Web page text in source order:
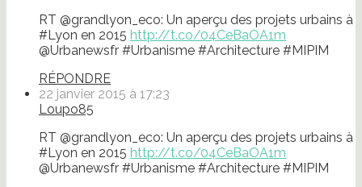
RT @grandlyon_eco: Un aperçu des projets urbains à
#Lyon en 2015 http://t.co/04CeBaOA1m
@Urbanewsfr #Urbanisme #Architecture #MIPIM
RÉPONDRE
22 janvier 2015 à 17:23
Loupo85
RT @grandlyon_eco: Un aperçu des projets urbains à
#Lyon en 2015 http://t.co/04CeBaOA1m
@Urbanewsfr #Urbanisme #Architecture #MIPIM